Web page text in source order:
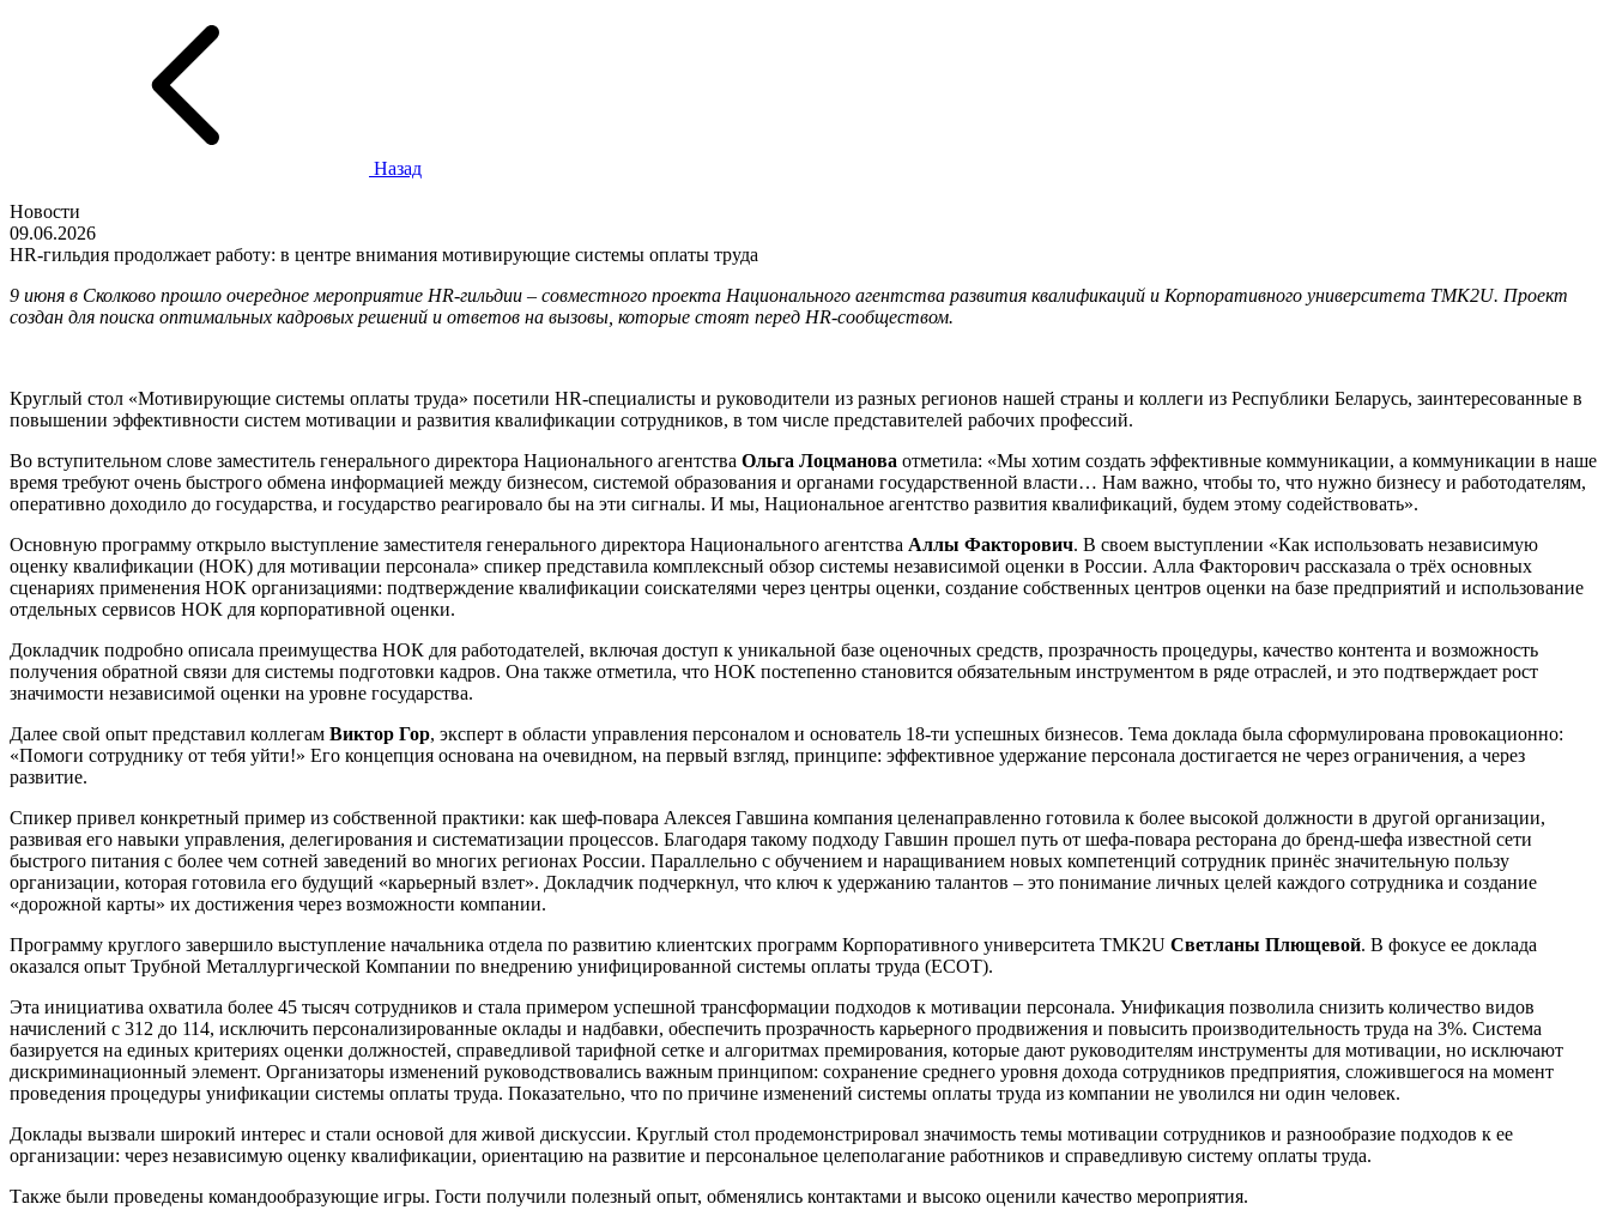
Назад
Новости
09.06.2026
HR-гильдия продолжает работу: в центре внимания мотивирующие системы оплаты труда
9 июня в Сколково прошло очередное мероприятие HR-гильдии – совместного проекта Национального агентства развития квалификаций и Корпоративного университета ТМК2U. Проект
создан для поиска оптимальных кадровых решений и ответов на вызовы, которые стоят перед HR-сообществом.
Круглый стол «Мотивирующие системы оплаты труда» посетили HR-специалисты и руководители из разных регионов нашей страны и коллеги из Республики Беларусь, заинтересованные в
повышении эффективности систем мотивации и развития квалификации сотрудников, в том числе представителей рабочих профессий.
Во вступительном слове заместитель генерального директора Национального агентства Ольга Лоцманова отметила: «Мы хотим создать эффективные коммуникации, а коммуникации в наше
время требуют очень быстрого обмена информацией между бизнесом, системой образования и органами государственной власти… Нам важно, чтобы то, что нужно бизнесу и работодателям,
оперативно доходило до государства, и государство реагировало бы на эти сигналы. И мы, Национальное агентство развития квалификаций, будем этому содействовать».
Основную программу открыло выступление заместителя генерального директора Национального агентства Аллы Факторович. В своем выступлении «Как использовать независимую
оценку квалификации (НОК) для мотивации персонала» спикер представила комплексный обзор системы независимой оценки в России. Алла Факторович рассказала о трёх основных
сценариях применения НОК организациями: подтверждение квалификации соискателями через центры оценки, создание собственных центров оценки на базе предприятий и использование
отдельных сервисов НОК для корпоративной оценки.
Докладчик подробно описала преимущества НОК для работодателей, включая доступ к уникальной базе оценочных средств, прозрачность процедуры, качество контента и возможность
получения обратной связи для системы подготовки кадров. Она также отметила, что НОК постепенно становится обязательным инструментом в ряде отраслей, и это подтверждает рост
значимости независимой оценки на уровне государства.
Далее свой опыт представил коллегам Виктор Гор, эксперт в области управления персоналом и основатель 18-ти успешных бизнесов. Тема доклада была сформулирована провокационно:
«Помоги сотруднику от тебя уйти!» Его концепция основана на очевидном, на первый взгляд, принципе: эффективное удержание персонала достигается не через ограничения, а через
развитие.
Спикер привел конкретный пример из собственной практики: как шеф-повара Алексея Гавшина компания целенаправленно готовила к более высокой должности в другой организации,
развивая его навыки управления, делегирования и систематизации процессов. Благодаря такому подходу Гавшин прошел путь от шефа-повара ресторана до бренд-шефа известной сети
быстрого питания с более чем сотней заведений во многих регионах России. Параллельно с обучением и наращиванием новых компетенций сотрудник принёс значительную пользу
организации, которая готовила его будущий «карьерный взлет». Докладчик подчеркнул, что ключ к удержанию талантов – это понимание личных целей каждого сотрудника и создание
«дорожной карты» их достижения через возможности компании.
Программу круглого завершило выступление начальника отдела по развитию клиентских программ Корпоративного университета ТМК2U Светланы Плющевой. В фокусе ее доклада
оказался опыт Трубной Металлургической Компании по внедрению унифицированной системы оплаты труда (ЕСОТ).
Эта инициатива охватила более 45 тысяч сотрудников и стала примером успешной трансформации подходов к мотивации персонала. Унификация позволила снизить количество видов
начислений с 312 до 114, исключить персонализированные оклады и надбавки, обеспечить прозрачность карьерного продвижения и повысить производительность труда на 3%. Система
базируется на единых критериях оценки должностей, справедливой тарифной сетке и алгоритмах премирования, которые дают руководителям инструменты для мотивации, но исключают
дискриминационный элемент. Организаторы изменений руководствовались важным принципом: сохранение среднего уровня дохода сотрудников предприятия, сложившегося на момент
проведения процедуры унификации системы оплаты труда. Показательно, что по причине изменений системы оплаты труда из компании не уволился ни один человек.
Доклады вызвали широкий интерес и стали основой для живой дискуссии. Круглый стол продемонстрировал значимость темы мотивации сотрудников и разнообразие подходов к ее
организации: через независимую оценку квалификации, ориентацию на развитие и персональное целеполагание работников и справедливую систему оплаты труда.
Также были проведены командообразующие игры. Гости получили полезный опыт, обменялись контактами и высоко оценили качество мероприятия.